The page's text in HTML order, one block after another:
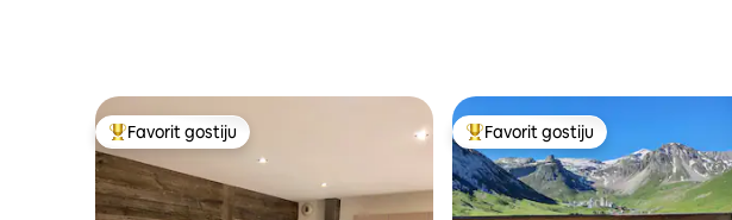
Glavni favorit gostiju
Favorit gostiju Glavni favorit gostiju
Favorit gostiju